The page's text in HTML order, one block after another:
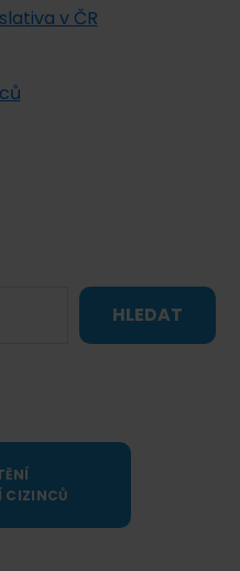
v ČR
HLEDAT
CIZINCŮ